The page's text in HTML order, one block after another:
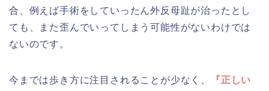
合、例えば手術をしていったん外反母趾が治ったとし
ても、また歪んでいってしまう可能性がないわけでは
ないのです。
今までは歩き方に注目されることが少なく、
『正しい